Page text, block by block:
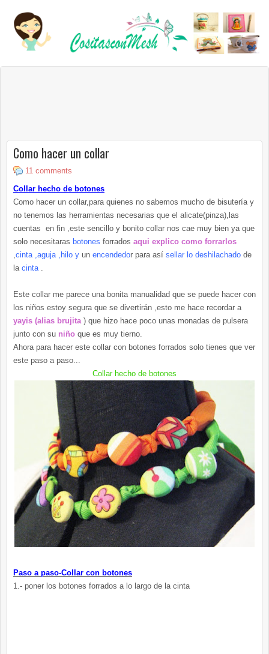
Como hacer un collar
11 comments
Collar hecho de botones
Como hacer un collar,para quienes no sabemos mucho de bisutería y
no tenemos las herramientas necesarias que el alicate(pinza),las
cuentas en fin ,este sencillo y bonito collar nos cae muy bien ya que
solo necesitaras botones forrados aqui explico como forrarlos
cinta ,aguja ,hilo y un encendedor para así sellar lo deshilachado de
la cinta
Este collar me parece una bonita manualidad que se puede hacer con
los niños estoy segura que se divertirán ,esto me hace recordar a
yayis (alias brujita ) que hizo hace poco unas monadas de pulsera
junto con su niño que es muy tierno.
Ahora para hacer este collar con botones forrados solo tienes que ver
este paso a paso...
Collar hecho de botones
Paso a paso-Collar con botones
1.- poner los botones forrados a lo largo de la cinta